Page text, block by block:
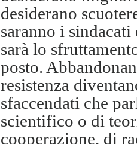
desiderano
saranno i
sarà lo
posto.
resistenza
sfaccendati che
scientifico o di
cooperazione, di